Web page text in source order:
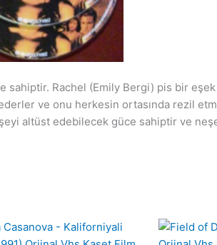
Rachel (Emily Bergi) pis bir eşek
ve onu herkesin ortasında rezil
altüst edebilecek güce sahiptir ve